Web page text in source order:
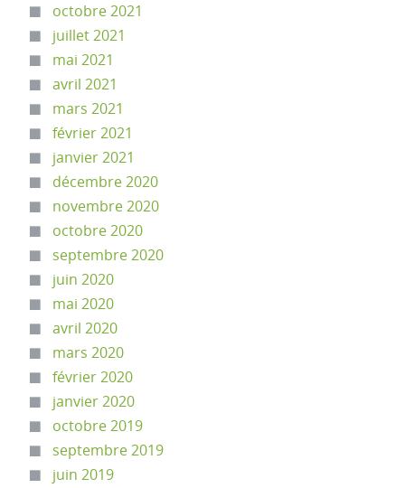
octobre 2021
juillet 2021
mai 2021
avril 2021
mars 2021
février 2021
janvier 2021
décembre 2020
novembre 2020
octobre 2020
septembre 2020
juin 2020
mai 2020
avril 2020
mars 2020
février 2020
janvier 2020
octobre 2019
septembre 2019
juin 2019